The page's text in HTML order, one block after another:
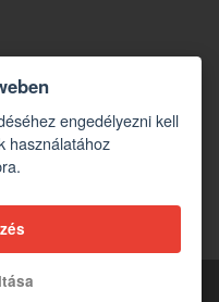
engedélyezni kell
használatához